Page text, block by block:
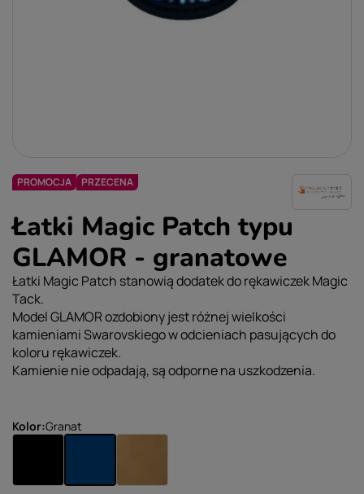
PROMOCJA PRZECENA
Łatki Magic Patch typu
GLAMOR - granatowe
Łatki Magic Patch stanowią dodatek do rękawiczek Magic
Tack.
Model GLAMOR ozdobiony jest różnej wielkości
kamieniami Swarovskiego w odcieniach pasujących do
koloru rękawiczek.
Kamienie nie odpadają, są odporne na uszkodzenia.
Kolor Granat